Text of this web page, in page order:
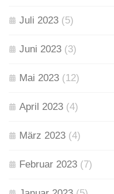
Juli 2023 (5)
Juni 2023 (3)
Mai 2023 (12)
April 2023 (4)
März 2023 (4)
Februar 2023 (7)